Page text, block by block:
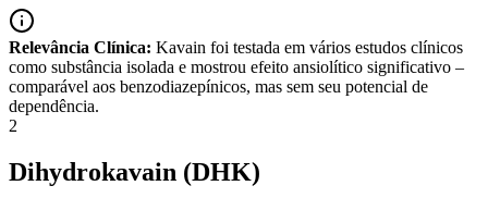
Relevância Clínica: Kavain foi testada em vários estudos clínicos
como substância isolada e mostrou efeito ansiolítico significativo –
comparável aos benzodiazepínicos, mas sem seu potencial de
dependência.
2
Dihydrokavain (DHK)